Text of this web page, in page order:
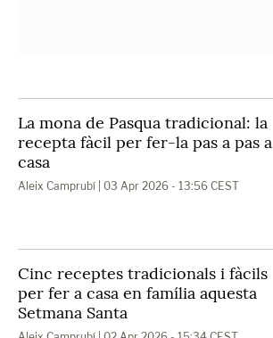
La mona de Pasqua tradicional: la
recepta fàcil per fer-la pas a pas a
casa
Aleix Camprubí | 03 Apr 2026 - 13:56 CEST
Cinc receptes tradicionals i fàcils
per fer a casa en família aquesta
Setmana Santa